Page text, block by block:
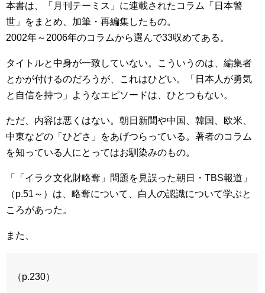
本書は、「月刊テーミス」に連載されたコラム「日本警
世」をまとめ、加筆・再編集したもの。
2002年～2006年のコラムから選んで33収めてある。
タイトルと中身が一致していない。こういうのは、編集者
とかが付けるのだろうが、これはひどい。「日本人が勇気
と自信を持つ」ようなエピソードは、ひとつもない。
ただ、内容は悪くはない。朝日新聞や中国、韓国、欧米、
中東などの「ひどさ」をあげつらっている。著者のコラム
を知っている人にとってはお馴染みのもの。
「「イラク文化財略奪」問題を見誤った朝日・TBS報道」
（p.51～）は、略奪について、白人の認識について学ぶと
ころがあった。
また、
（p.230）